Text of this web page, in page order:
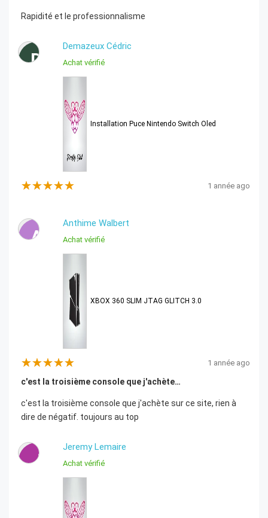
Rapidité et le professionnalisme
D
Demazeux Cédric
Achat vérifié
Installation Puce Nintendo Switch Oled
1 année ago
A
Anthime Walbert
Achat vérifié
XBOX 360 SLIM JTAG GLITCH 3.0
1 année ago
c'est la troisième console que j'achète…
c'est la troisième console que j'achète sur ce site, rien à
dire de négatif. toujours au top
J
Jeremy Lemaire
Achat vérifié